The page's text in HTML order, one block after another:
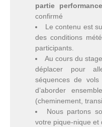
partie
confirmé
Le contenu est
des conditions
participants.
Au cours du
déplacer pour
séquences de
d’aborder
(cheminement,
Nous partons
votre pique-nique et